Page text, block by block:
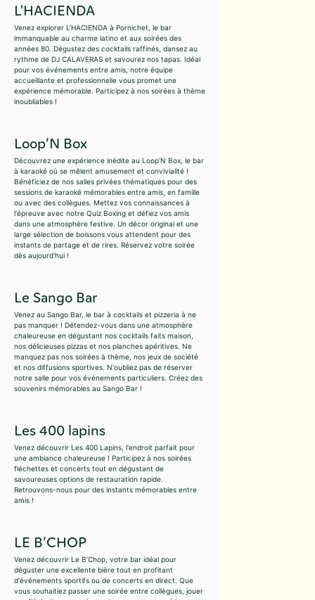
L'HACIENDA
Venez explorer L'HACIENDA à Pornichet, le bar
immanquable au charme latino et aux soirées des
années 80. Dégustez des cocktails raffinés, dansez au
rythme de DJ CALAVERAS et savourez nos tapas. Idéal
pour vos événements entre amis, notre équipe
accueillante et professionnelle vous promet une
expérience mémorable. Participez à nos soirées à thème
inoubliables !
Loop’N Box
Découvrez une expérience inédite au Loop’N Box, le bar
à karaoké où se mêlent amusement et convivialité !
Bénéficiez de nos salles privées thématiques pour des
sessions de karaoké mémorables entre amis, en famille
ou avec des collègues. Mettez vos connaissances à
l'épreuve avec notre Quiz Boxing et défiez vos amis
dans une atmosphère festive. Un décor original et une
large sélection de boissons vous attendent pour des
instants de partage et de rires. Réservez votre soirée
dès aujourd'hui !
Le Sango Bar
Venez au Sango Bar, le bar à cocktails et pizzeria à ne
pas manquer ! Détendez-vous dans une atmosphère
chaleureuse en dégustant nos cocktails faits maison,
nos délicieuses pizzas et nos planches apéritives. Ne
manquez pas nos soirées à thème, nos jeux de société
et nos diffusions sportives. N'oubliez pas de réserver
notre salle pour vos événements particuliers. Créez des
souvenirs mémorables au Sango Bar !
Les 400 lapins
Venez découvrir Les 400 Lapins, l'endroit parfait pour
une ambiance chaleureuse ! Participez à nos soirées
fléchettes et concerts tout en dégustant de
savoureuses options de restauration rapide.
Retrouvons-nous pour des instants mémorables entre
amis !
LE B’CHOP
Venez découvrir Le B’Chop, votre bar idéal pour
déguster une excellente bière tout en profitant
d'événements sportifs ou de concerts en direct. Que
vous souhaitiez passer une soirée entre collègues, jouer